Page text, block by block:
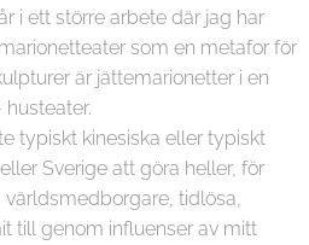
i ett större arbete där jag har
som en metafor för
är jättemarionetter i en
typiskt kinesiska eller typiskt
Sverige att göra heller, för
världsmedborgare, tidlösa,
till genom influenser av mitt